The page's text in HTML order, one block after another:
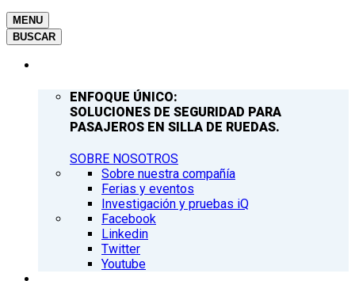
MENU
BUSCAR
ENFOQUE ÚNICO:
SOLUCIONES DE SEGURIDAD PARA
PASAJEROS EN SILLA DE RUEDAS.
SOBRE NOSOTROS
Sobre nuestra compañía
Ferias y eventos
Investigación y pruebas iQ
Facebook
Linkedin
Twitter
Youtube